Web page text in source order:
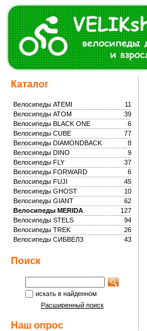
Каталог
11
Велосипеды ATEMI
39
Велосипеды ATOM
6
Велосипеды BLACK ONE
77
Велосипеды CUBE
8
Велосипеды DIAMONDBACK
9
Велосипеды DINO
37
Велосипеды FLY
6
Велосипеды FORWARD
45
Велосипеды FUJI
10
Велосипеды GHOST
62
Велосипеды GIANT
127
Велосипеды MERIDA
94
Велосипеды STELS
26
Велосипеды TREK
43
Велосипеды СИБВЕЛЗ
Поиск
искать в найденном
Расширенный поиск
Наш опрос